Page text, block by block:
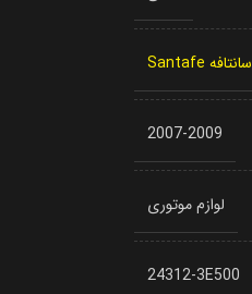
سانتافه Santafe
2007-2009
لوازم موتوری
24312-3E500